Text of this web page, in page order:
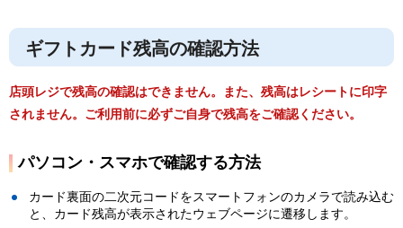
ギフトカード残高の確認方法
店頭レジで残高の確認はできません。また、残高はレシートに印字
されません。ご利用前に必ずご自身で残高をご確認ください。
パソコン・スマホで確認する方法
カード裏面の二次元コードをスマートフォンのカメラで読み込む
と、カード残高が表示されたウェブページに遷移します。